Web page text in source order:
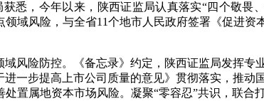
，今年以来，陕西证监局认真落实“四个敬畏
域风险，与全省11个地市人民政府签署《促进
险防控。《备忘录》约定，陕西证监局发挥专
一步提高上市公司质量的意见》贯彻落实，推
置属地资本市场风险。凝聚“零容忍”共识，联